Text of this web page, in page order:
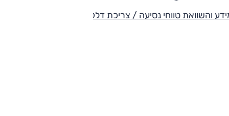
והשוואת טווחי נסיעה / צריכת דלק